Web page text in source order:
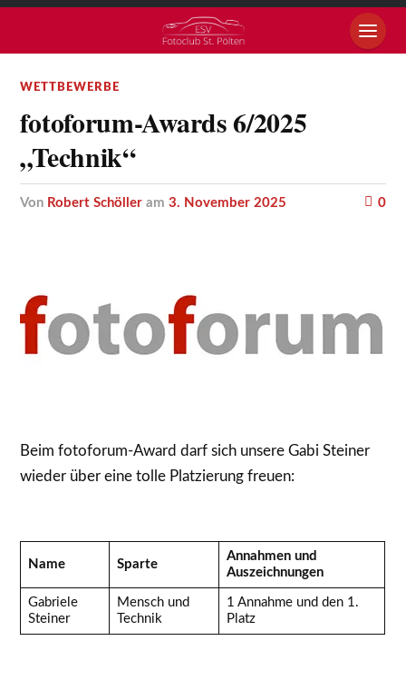
WETTBEWERBE
fotoforum-Awards 6/2025
„Technik“
von Robert Schöller am3. November 2025 0
Beim fotoforum-Award darf sich unsere Gabi Steiner
wieder über eine tolle Platzierung freuen:
Name Sparte
Annahmen und
Auszeichnungen
Gabriele
Steiner
Mensch und
Technik
1 Annahme und den 1.
Platz